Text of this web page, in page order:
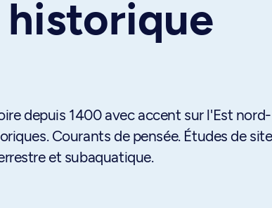
depuis 1400 avec accent sur l'Est nord-
Courants de pensée. Études de
et subaquatique.